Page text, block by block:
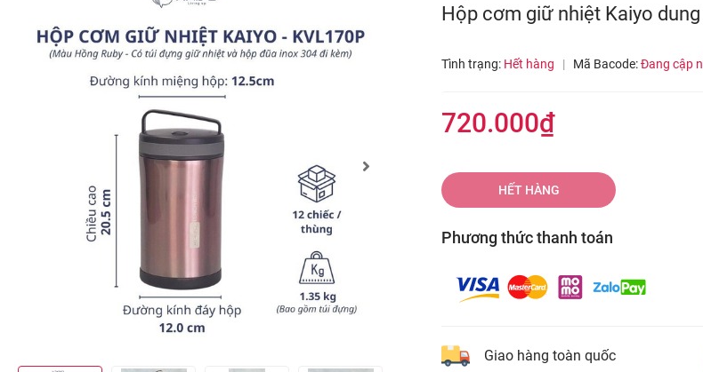
Hộp cơm giữ nhiệt Kaiyo
Tình trạng: Hết hàng | Mã Bacode:Đang cập
720.000₫
HẾT HÀNG
Phương thức thanh toán
Giao hàng toàn quốc